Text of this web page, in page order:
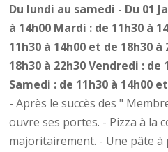
Du lundi au samedi - Du 01
à 14h00 Mardi : de 11h30 à
11h30 à 14h00 et de 18h30 à
18h30 à 22h30 Vendredi : de
Samedi : de 11h30 à 14h00
- Après le succès des "
ouvre ses portes. - Pizza à la
majoritairement. - Une pâte